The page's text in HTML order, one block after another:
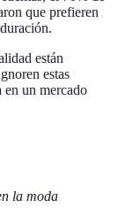
que prefieren
están
estas
en un mercado
la moda